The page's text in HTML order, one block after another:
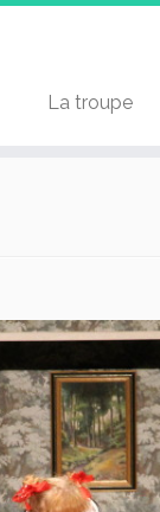
La troupe